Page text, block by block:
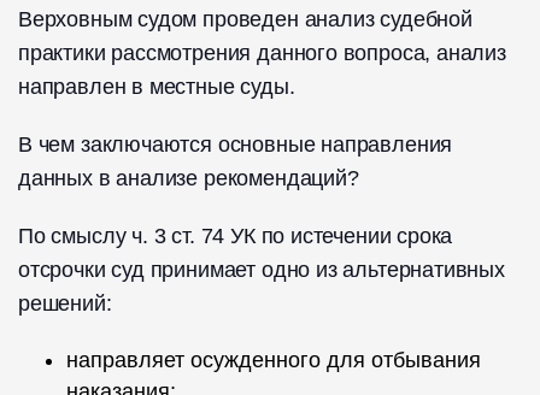
Верховным судом проведен анализ судебной
практики рассмотрения данного вопроса, анализ
направлен в местные суды.
В чем заключаются основные направления
данных в анализе рекомендаций?
По смыслу ч. 3 ст. 74 УК по истечении срока
отсрочки суд принимает одно из альтернативных
решений:
направляет осужденного для отбывания